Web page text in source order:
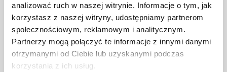
analizować ruch w naszej witrynie. Informacje o tym, jak
korzystasz z naszej witryny, udostępniamy partnerom
społecznościowym, reklamowym i analitycznym.
Partnerzy mogą połączyć te informacje z innymi danymi
otrzymanymi od Ciebie lub uzyskanymi podczas
korzystania z ich usług.
KTO EGZEKWUJE PRAWO WODNE?
Prawo wodne to dość skomplikowane prawo w
ustawodawstwie polskim. Na czym dokładniej ono
polega? Kogo w zasadzie obowiązuje? Jak wygląda
egzekwowanie prawa wodnego? Na te pytania
odpowiemy pokrótce poniżej.